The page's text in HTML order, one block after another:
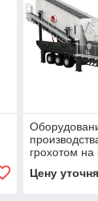
грохотом на
Цену